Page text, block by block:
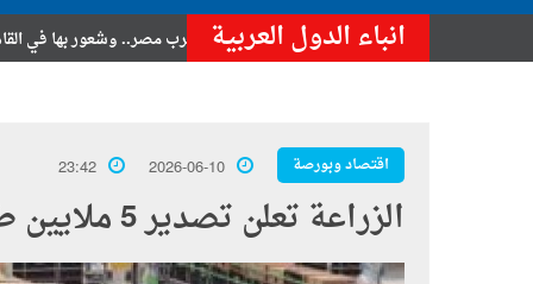
انباء الدول العربية
هزة أرضية تضرب مصر.. وشعور بها في القاهرة وعدة
اقتصاد وبورصة 2026-06-10
23:42
الزراعة تعلن تصدير 5 ملايين طن وفتح 21 سوقًا عالميًا